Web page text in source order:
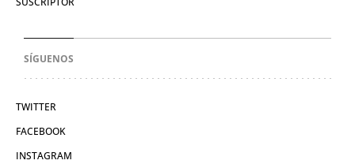
SÍGUENOS
TWITTER
FACEBOOK
INSTAGRAM